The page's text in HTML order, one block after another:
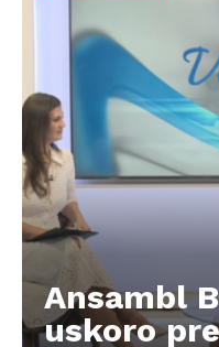
Ansambl
uskoro